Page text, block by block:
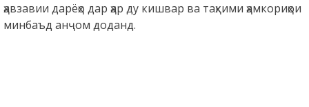
ҳавзавии дарёҳо дар ҳар ду кишвар ва таҳкими ҳамкориҳои
минбаъд анҷом доданд.